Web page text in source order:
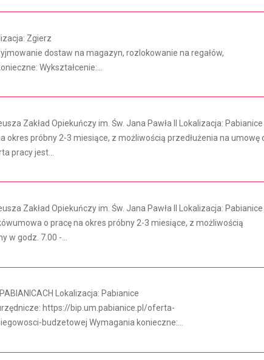
Zgierz
dostaw na magazyn, rozlokowanie na regałów,
Wykształcenie:...
Zakład Opiekuńczy im. Św. Jana Pawła II Lokalizacja: Pabianice
próbny 2-3 miesiące, z możliwością przedłużenia na umowę
pracy jest...
Zakład Opiekuńczy im. Św. Jana Pawła II Lokalizacja: Pabianice
o pracę na okres próbny 2-3 miesiące, z możliwością
w godz. 7.00 -...
Lokalizacja: Pabianice
https://bip.um.pabianice.pl/oferta-
budzetowej Wymagania konieczne:...